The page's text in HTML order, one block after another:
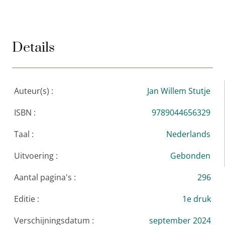
en Italiaans), Ferdinand Domela Nieuwenhuis
Details
Auteur(s) :
Jan Willem Stutje
ISBN :
9789044656329
Taal :
Nederlands
Uitvoering :
Gebonden
Aantal pagina's :
296
Editie :
1e druk
Verschijningsdatum :
september 2024